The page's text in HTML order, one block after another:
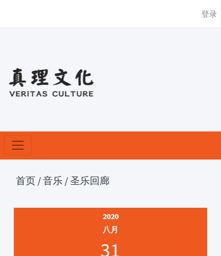
登录
首页 /音乐 /圣乐回廊
2020
八月
31